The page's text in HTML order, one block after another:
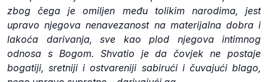
zbog čega je omiljen među tolikim narodima, jest
upravo njegova nenavezanost na materijalna dobra i
lakoća darivanja, sve kao plod njegova intimnog
odnosa s Bogom. Shvatio je da čovjek ne postaje
bogatiji, sretniji i ostvareniji sabirući i čuvajući blago,